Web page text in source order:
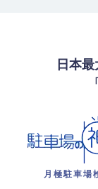
日本
月極駐車場